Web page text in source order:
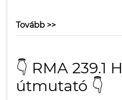
Tovább >>
👇 RMA 239.1
útmutató 👇